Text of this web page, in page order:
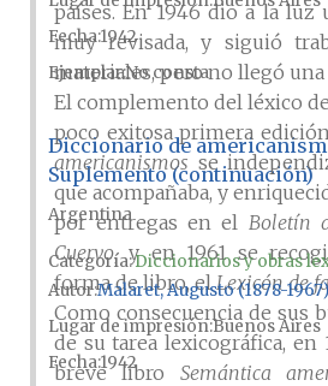
países. En 1946 dio a la luz
muy revisada, y siguió
materiales, pero no llegó
El complemento del léxico
poco exitosa primera
americanismos se
que acompañaba, y
por entregas en el Boletín
Cuervo, y en 1961 se
forma de libro, elLexicón de
Como consecuencia de sus
de su tarea lexicográfica, en
breve libro Semántica
Fecha1942
EjemplarNo consta
Diccionario de
Suplemento (continuación)
Argentina
Categoría:Diccionarios y obras
AutorMalaret, Augusto (1878-1967)
Lugar de impresiónBuenos Aires
Fecha1942